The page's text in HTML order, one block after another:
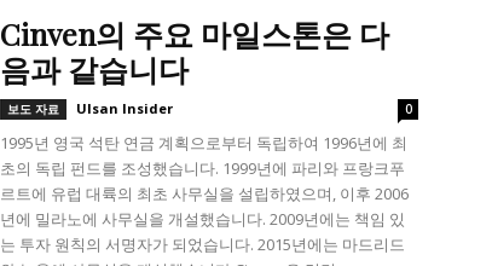
Cinven의 주요 마일스톤은 다
음과 같습니다
보도 자료 Ulsan Insider 0
1995년 영국 석탄 연금 계획으로부터 독립하여 1996년에 최
초의 독립 펀드를 조성했습니다. 1999년에 파리와 프랑크푸
르트에 유럽 대륙의 최초 사무실을 설립하였으며, 이후 2006
년에 밀라노에 사무실을 개설했습니다. 2009년에는 책임 있
는 투자 원칙의 서명자가 되었습니다. 2015년에는 마드리드